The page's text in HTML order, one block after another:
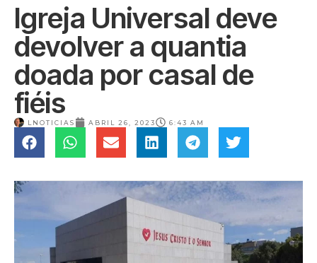
Igreja Universal deve
devolver a quantia
doada por casal de
fiéis
LNOTICIAS ABRIL 26, 2023 6:43 AM